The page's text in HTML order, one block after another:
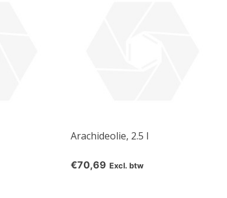
Arachideolie, 2.5 l
€70,69 Excl. btw